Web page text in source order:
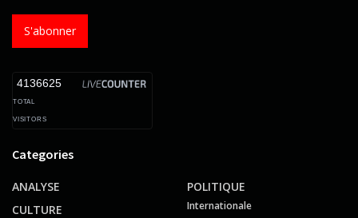
S'abonner
4136625
TOTAL
VISITORS
Categories
ANALYSE
CULTURE
POLITIQUE
Internationale